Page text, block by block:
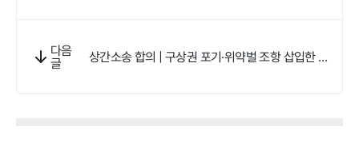
다음
글
상간소송 합의 | 구상권 포기·위약벌 조항 삽입한 상